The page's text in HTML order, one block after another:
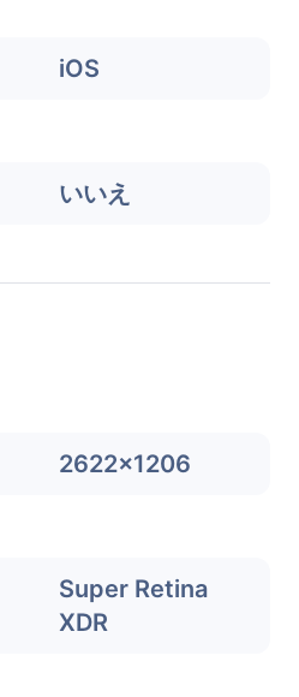
iOS
いいえ
2622x1206
Super Retina
XDR